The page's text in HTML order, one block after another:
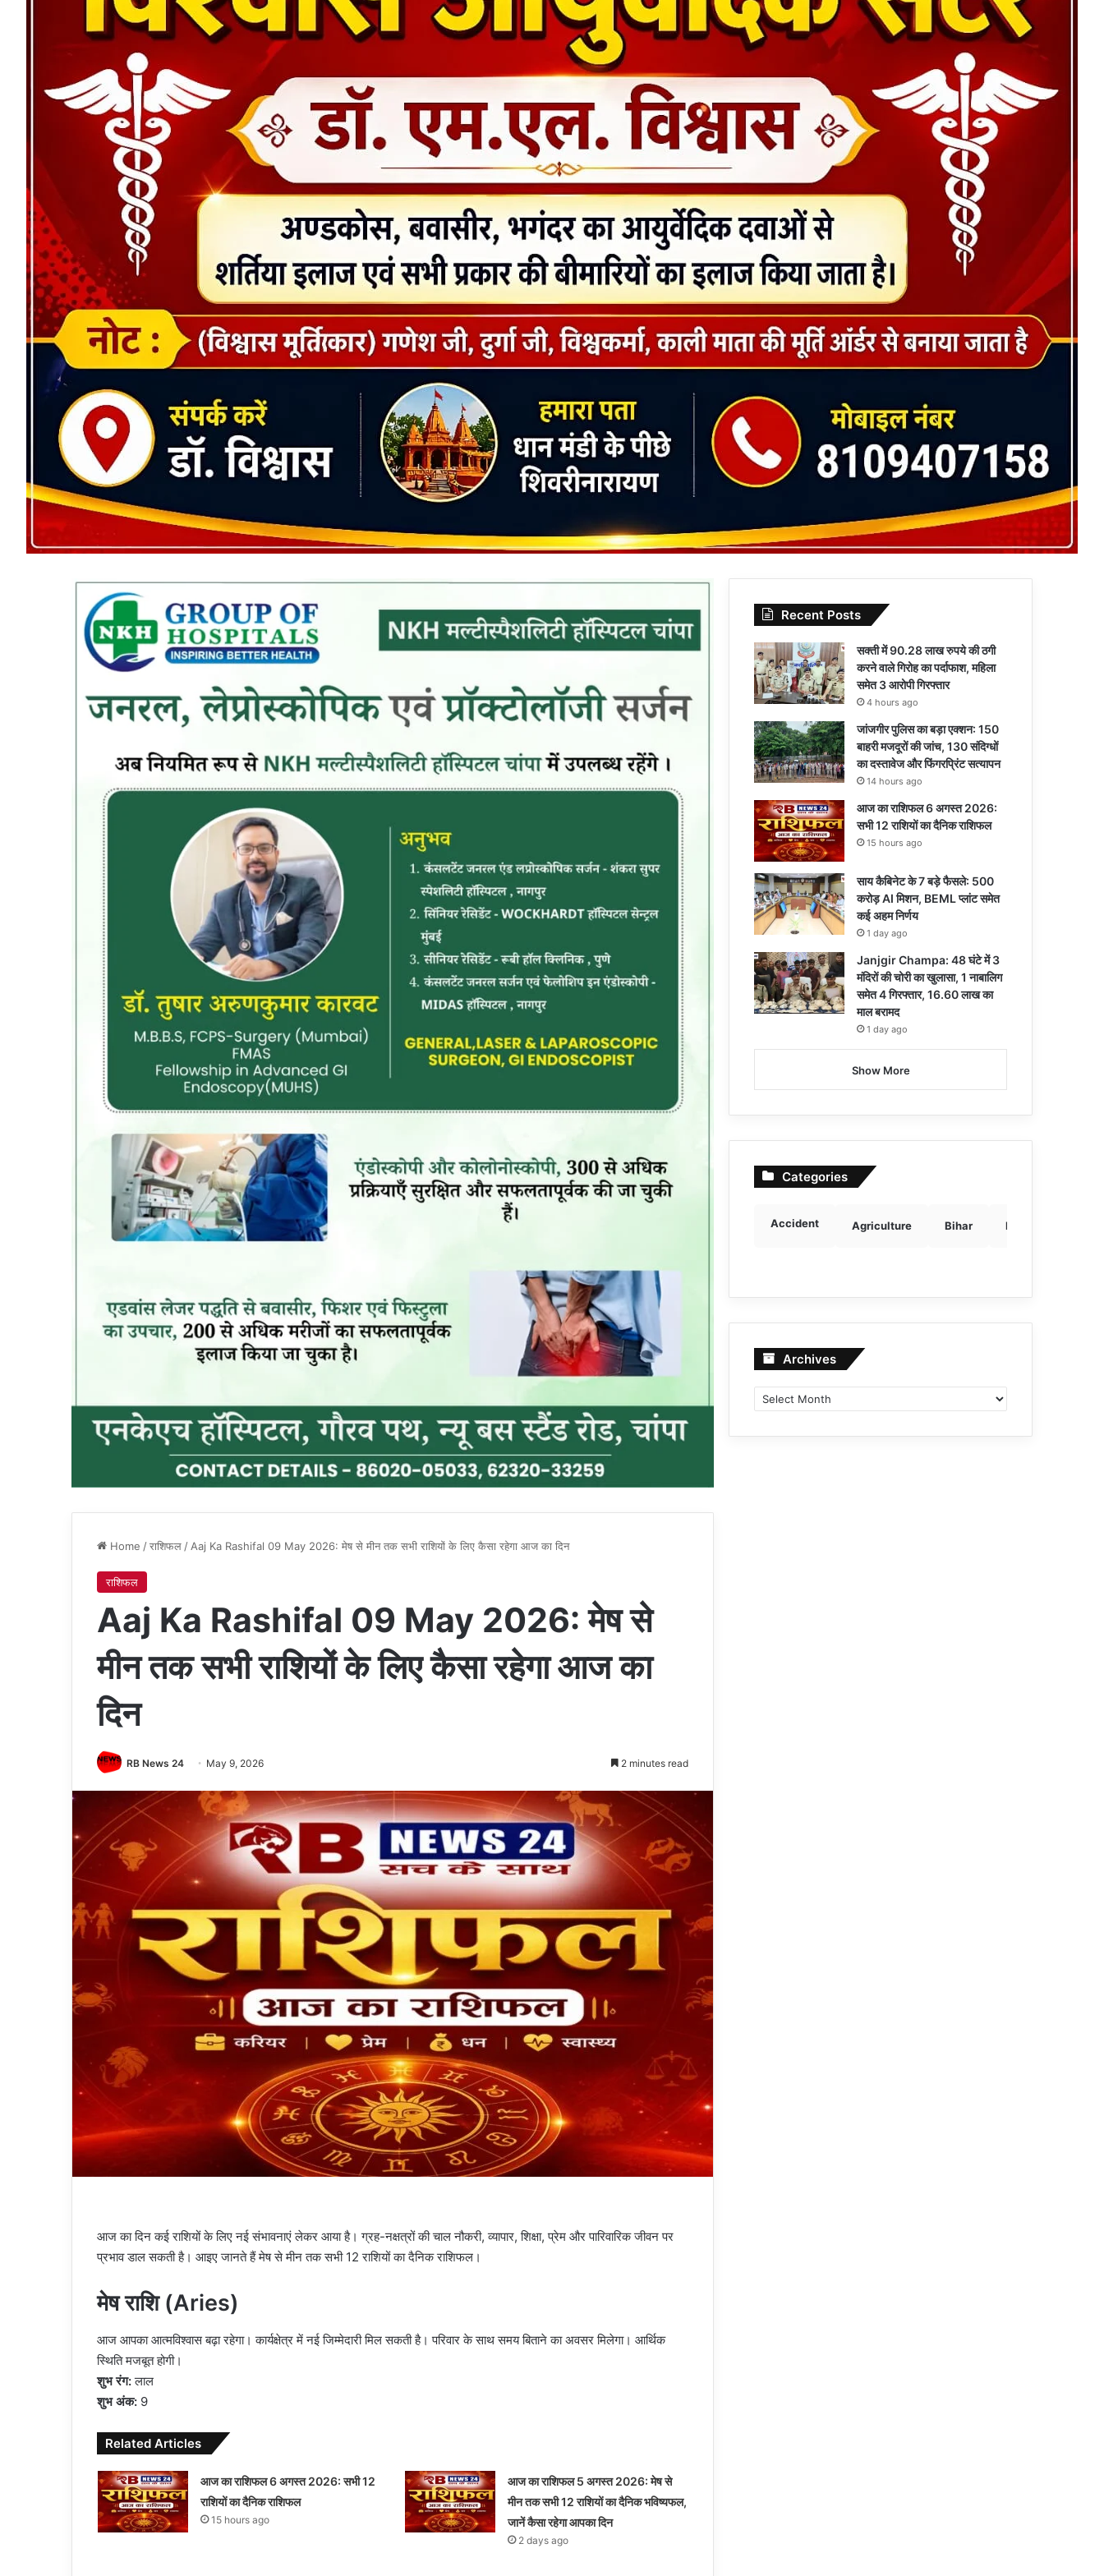
Home /राशिफल / Aaj Ka Rashifal 09 May 2026: मेष से मीन तक सभी राशियों के लिए कैसा रहेगा आज का दिन
राशिफल
Aaj Ka Rashifal 09 May 2026: मेष से
मीन तक सभी राशियों के लिए कैसा रहेगा आज का
दिन
RB News 24 May 9, 2026 2 minutes read
आज का दिन कई राशियों के लिए नई संभावनाएं लेकर आया है। ग्रह-नक्षत्रों की चाल नौकरी, व्यापार, शिक्षा, प्रेम और पारिवारिक जीवन पर
प्रभाव डाल सकती है। आइए जानते हैं मेष से मीन तक सभी 12 राशियों का दैनिक राशिफल।
मेष राशि (Aries)
आज आपका आत्मविश्वास बढ़ा रहेगा। कार्यक्षेत्र में नई जिम्मेदारी मिल सकती है। परिवार के साथ समय बिताने का अवसर मिलेगा। आर्थिक
स्थिति मजबूत होगी।
शुभ रंग:लाल
शुभ अंक: 9
Related Articles
आज का राशिफल 6 अगस्त 2026: सभी 12
राशियों का दैनिक राशिफल
15 hours ago
आज का राशिफल 5 अगस्त 2026: मेष से
मीन तक सभी 12 राशियों का दैनिक भविष्यफल,
जानें कैसा रहेगा आपका दिन
2 days ago
Recent Posts
सक्ती में 90.28 लाख रुपये की ठगी
करने वाले गिरोह का पर्दाफाश, महिला
समेत 3 आरोपी गिरफ्तार
4 hours ago
जांजगीर पुलिस का बड़ा एक्शन: 150
बाहरी मजदूरों की जांच, 130 संदिग्धों
का दस्तावेज और फिंगरप्रिंट सत्यापन
14 hours ago
आज का राशिफल 6 अगस्त 2026:
सभी 12 राशियों का दैनिक राशिफल
15 hours ago
साय कैबिनेट के 7 बड़े फैसले: 500
करोड़ AI मिशन, BEML प्लांट समेत
कई अहम निर्णय
1 day ago
Janjgir Champa: 48 घंटे में 3
मंदिरों की चोरी का खुलासा, 1 नाबालिग
समेत 4 गिरफ्तार, 16.60 लाख का
माल बरामद
1 day ago
Show More
Categories
Accident Agriculture Bihar Breaking news
Archives Archives